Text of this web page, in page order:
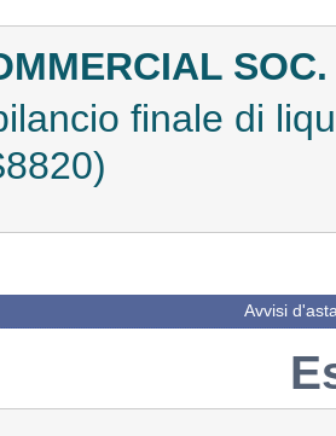
SOC.
finale di
Avvisi